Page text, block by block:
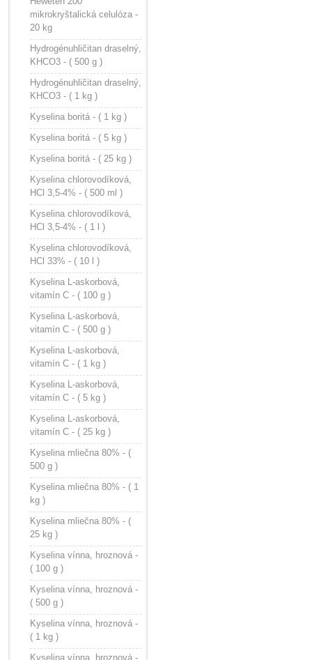
mikrokryštalická celulóza -
20 kg
Hydrogénuhličitan draselný,
KHCO3 - ( 500 g )
Hydrogénuhličitan draselný,
KHCO3 - ( 1 kg )
Kyselina boritá - ( 1 kg )
Kyselina boritá - ( 5 kg )
Kyselina boritá - ( 25 kg )
Kyselina chlorovodíková,
HCl 3,5-4% - ( 500 ml )
Kyselina chlorovodíková,
HCl 3,5-4% - ( 1 l )
Kyselina chlorovodíková,
HCl 33% - ( 10 l )
Kyselina L-askorbová,
vitamín C - ( 100 g )
Kyselina L-askorbová,
vitamín C - ( 500 g )
Kyselina L-askorbová,
vitamín C - ( 1 kg )
Kyselina L-askorbová,
vitamín C - ( 5 kg )
Kyselina L-askorbová,
vitamín C - ( 25 kg )
Kyselina mliečna 80% - (
500 g )
Kyselina mliečna 80% - ( 1
kg )
Kyselina mliečna 80% - (
25 kg )
Kyselina vínna, hroznová -
( 100 g )
Kyselina vínna, hroznová -
( 500 g )
Kyselina vínna, hroznová -
( 1 kg )
Kyselina vínna, hroznová -